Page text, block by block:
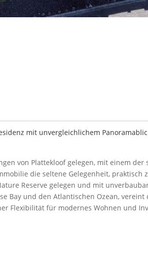
mit unvergleichlichem
von Plattekloof gelegen, mit einem
die seltene Gelegenheit, praktisch
Reserve gelegen und mit
Bay und den Atlantischen Ozean, vereint
Flexibilität für modernes Wohnen und